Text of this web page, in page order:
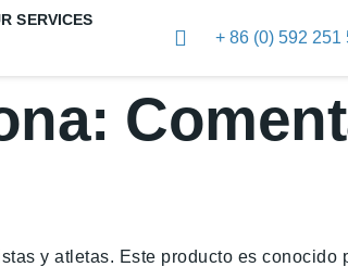
SERVICES
+ 86 (0) 592 251
y atletas. Este producto es conocido